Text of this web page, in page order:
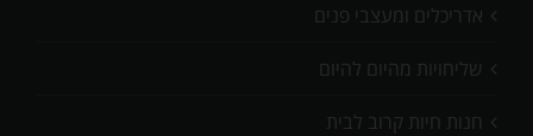
אדריכלים ומעצבי פנים
שליחויות מהיום להיום
חנות חיות קרוב לבית